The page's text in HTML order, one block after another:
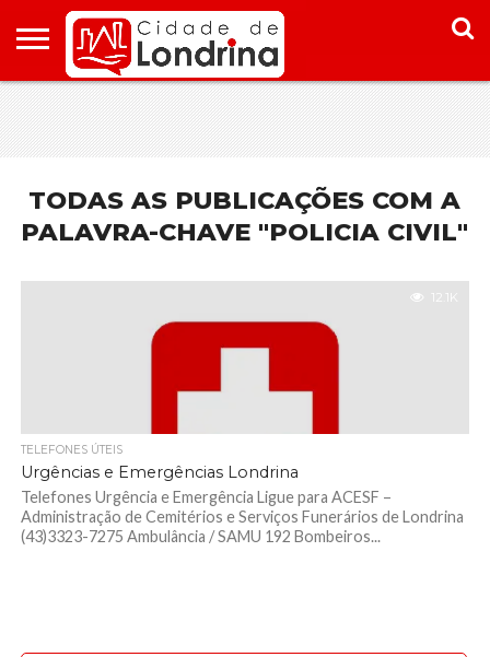
HOME
CONHEÇA
LONDRINA
PONTOS
TURÍSTICOS
ONDE
FICAR EM
LONDRINA
ONDE
COMER
EM
LONDRINA
TODAS AS PUBLICAÇÕES COM A
PALAVRA-CHAVE "POLICIA CIVIL"
12.1K
TELEFONES ÚTEIS
Urgências e Emergências Londrina
Telefones Urgência e Emergência Ligue para ACESF –
Administração de Cemitérios e Serviços Funerários de Londrina
(43)3323-7275 Ambulância / SAMU 192 Bombeiros...